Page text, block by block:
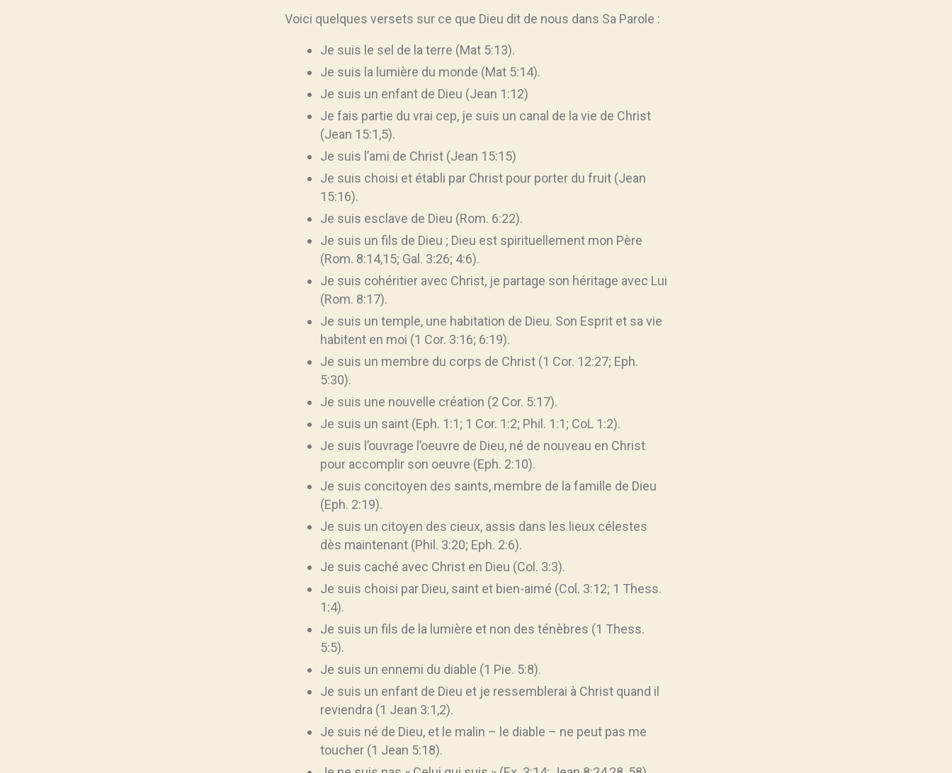
Voici quelques versets sur ce que Dieu dit de nous dans Sa Parole :
Je suis le sel de la terre (Mat 5:13).
Je suis la lumière du monde (Mat 5:14).
Je suis un enfant de Dieu (Jean 1:12)
Je fais partie du vrai cep, je suis un canal de la vie de Christ
(Jean 15:1,5).
Je suis l’ami de Christ (Jean 15:15)
Je suis choisi et établi par Christ pour porter du fruit (Jean
15:16).
Je suis esclave de Dieu (Rom. 6:22).
Je suis un fils de Dieu ; Dieu est spirituellement mon Père
(Rom. 8:14,15; Gal. 3:26; 4:6).
Je suis cohéritier avec Christ, je partage son héritage avec Lui
(Rom. 8:17).
Je suis un temple, une habitation de Dieu. Son Esprit et sa vie
habitent en moi (1 Cor. 3:16; 6:19).
Je suis un membre du corps de Christ (1 Cor. 12:27; Eph.
5:30).
Je suis une nouvelle création (2 Cor. 5:17).
Je suis un saint (Eph. 1:1; 1 Cor. 1:2; Phil. 1:1; CoL 1:2).
Je suis l’ouvrage l’oeuvre de Dieu, né de nouveau en Christ
pour accomplir son oeuvre (Eph. 2:10).
Je suis concitoyen des saints, membre de la famille de Dieu
(Eph. 2:19).
Je suis un citoyen des cieux, assis dans les lieux célestes
dès maintenant (Phil. 3:20; Eph. 2:6).
Je suis caché avec Christ en Dieu (Col. 3:3).
Je suis choisi par Dieu, saint et bien-aimé (Col. 3:12; 1 Thess.
1:4).
Je suis un fils de la lumière et non des ténèbres (1 Thess.
5:5).
Je suis un ennemi du diable (1 Pie. 5:8).
Je suis un enfant de Dieu et je ressemblerai à Christ quand il
reviendra (1 Jean 3:1,2).
Je suis né de Dieu, et le malin – le diable – ne peut pas me
toucher (1 Jean 5:18).